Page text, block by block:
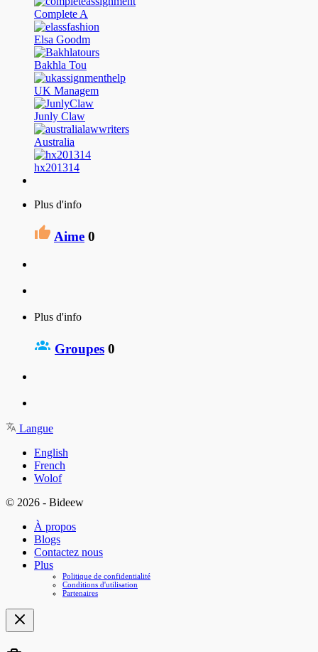
Complete A
Elsa Goodm
Bakhla Tou
UK Managem
Junly Claw
Australia
hx201314
Plus d'info
Aime 0
Plus d'info
Groupes 0
Langue
English
French
Wolof
© 2026 - Bideew
À propos
Blogs
Contactez nous
Plus
Politique de confidentialité
Conditions d'utilisation
Partenaires